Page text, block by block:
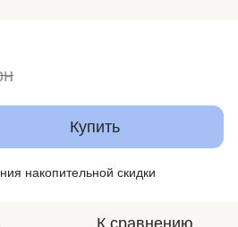
Купить
накопительной скидки
К сравнению